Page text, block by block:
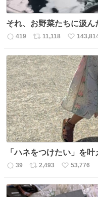
それ、お野菜たちに汲
返
数
419
リ
ス
ト
数
11,118
い
ね
数
「ハネをつけたい」を叶
返
数
39
リ
ス
2,493
い
ね
53,776